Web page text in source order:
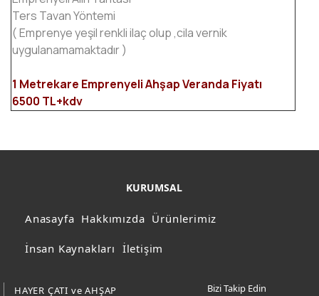
Ters Tavan Yöntemi
( Emprenye yeşil renkli ilaç olup ,cila vernik
uygulanamamaktadır )
1 Metrekare Emprenyeli Ahşap Veranda Fiyatı
6500 TL+kdv
KURUMSAL
Anasayfa Hakkımızda Ürünlerimiz
İnsan Kaynakları İletişim
HAYER ÇATI ve AHŞAP Bizi Takip Edin